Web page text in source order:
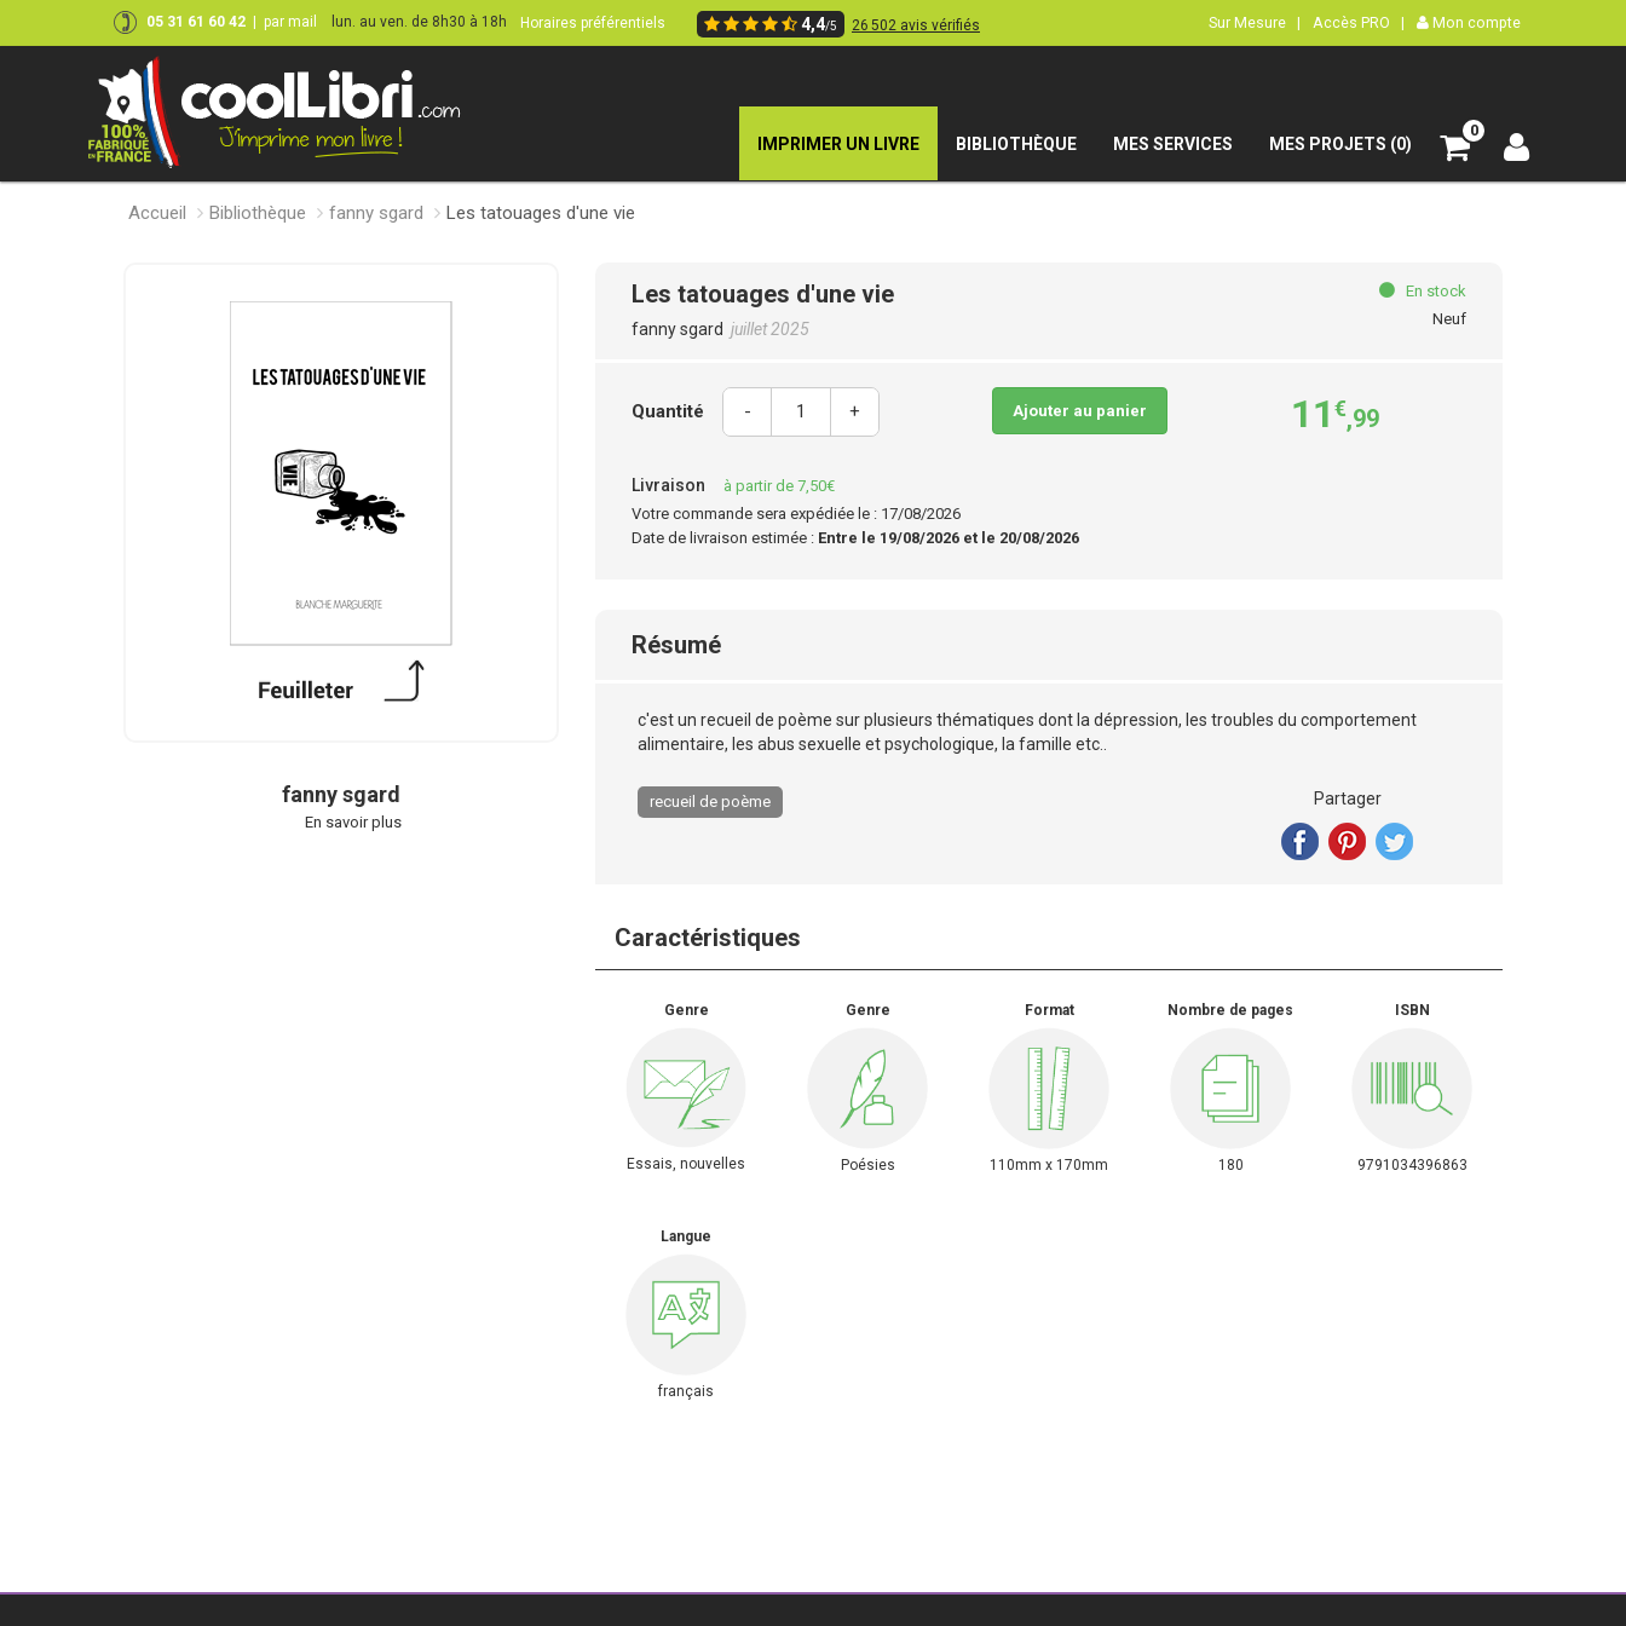
05 31 61 60 42 par mail lun. au ven. de 8h30 à 18h Horaires préférentiels 4,4/5 26 502 avis vérifiés Sur Mesure | Accès PRO | Mon compte
IMPRIMER UN LIVRE BIBLIOTHÈQUE MES SERVICES MES PROJETS (0)
0
Accueil Bibliothèque fanny sgard Les tatouages d'une vie
fanny sgard
En savoir plus
Les tatouages d'une vie
fanny sgard juillet 2025
En stock
Neuf
Quantité - + Ajouter au panier 11 €,99
Livraison
à partir de 7,50€
Votre commande sera expédiée le : 17/08/2026
Date de livraison estimée : Entre le 19/08/2026 et le 20/08/2026
Résumé
c'est un recueil de poème sur plusieurs thématiques dont la dépression, les troubles du comportement
alimentaire, les abus sexuelle et psychologique, la famille etc..
recueil de poème Partager
Caractéristiques
Genre
Essais, nouvelles
Genre
Poésies
Format
110mm x 170mm
Nombre de pages
180
ISBN
9791034396863
Langue
français